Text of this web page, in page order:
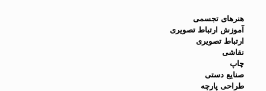
هنرهای تجسمی
آموزش ارتباط تصويری
ارتباط تصويری
نقاشی
چاپ
صنايع دستی
طراحی پارچه